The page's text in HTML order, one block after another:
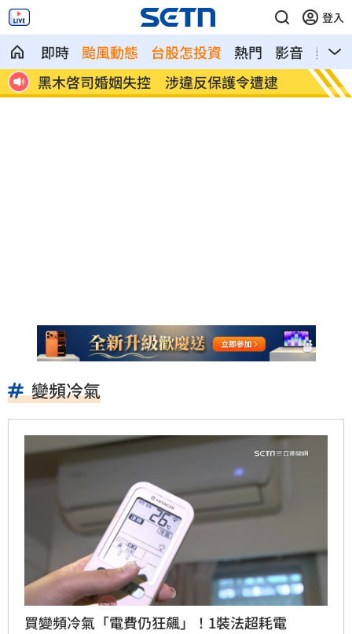
登入
即時 颱風動態 台股怎投資 熱門 影音
熱搜
嫌軍中薪水少！阿兵哥逃兵1年打工養家
輝達
施
變頻冷氣
買變頻冷氣「電費仍狂飆」！1裝法超耗電